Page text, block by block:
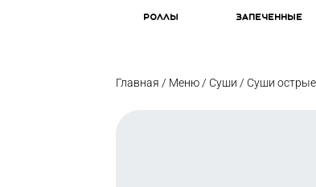
Роллы Запеченные
Главная / Меню / Суши / Суши